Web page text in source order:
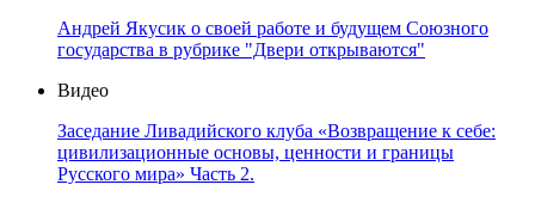
Андрей Якусик о своей работе и будущем Союзного
государства в рубрике "Двери открываются"
Видео
Заседание Ливадийского клуба «Возвращение к себе:
цивилизационные основы, ценности и границы
Русского мира» Часть 2.